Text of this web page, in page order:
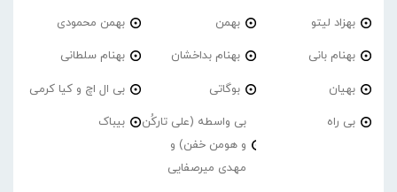
بهزاد لیتو بهمن بهمن محمودی
بهنام بانی بهنام بداخشان بهنام سلطانی
بهیان بوگاتی بی ال اچ و کیا کرمی
بی راه
بی واسطه (علی تارکُن
و هومن خفن) و
مهدی میرصفایی
بیباک